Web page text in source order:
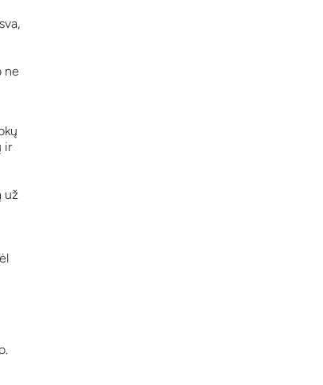
ne
ir
už